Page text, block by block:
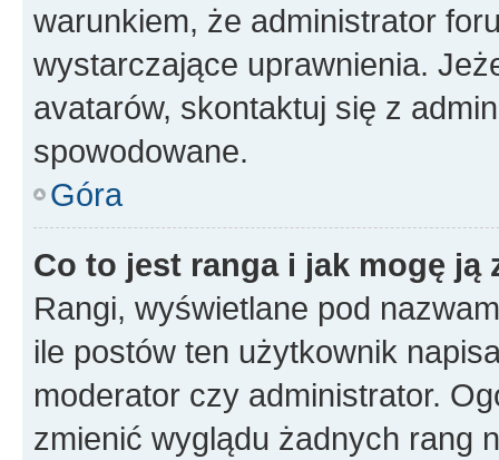
warunkiem, że administrator
wystarczające uprawnienia.
avatarów, skontaktuj się z
spowodowane.
Góra
Co to jest ranga i jak mogę ją
Rangi, wyświetlane pod
ile postów ten użytkownik
moderator czy administrator.
zmienić wyglądu żadnych rang